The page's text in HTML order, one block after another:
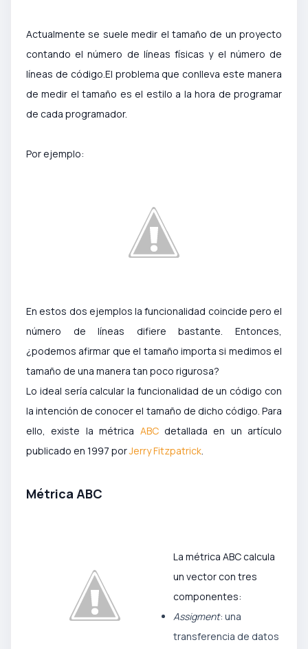
Actualmente se suele medir el tamaño de un proyecto
contando el número de líneas físicas y el número de
líneas de código.El problema que conlleva este manera
de medir el tamaño es el estilo a la hora de programar
de cada programador.
Por ejemplo:
En estos dos ejemplos la funcionalidad coincide pero el
número de líneas difiere bastante. Entonces,
¿podemos afirmar que el tamaño importa si medimos el
tamaño de una manera tan poco rigurosa?
Lo ideal sería calcular la funcionalidad de un código con
la intención de conocer el tamaño de dicho código. Para
ello, existe la métrica ABCdetallada en un artículo
publicado en 1997 porJerry Fitzpatrick.
Métrica ABC
La métrica ABC calcula
un vector con tres
componentes:
Assigment: una
transferencia de datos